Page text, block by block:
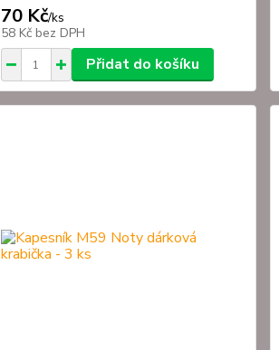
70 Kč/ks
58 Kč bez DPH
Přidat do košíku